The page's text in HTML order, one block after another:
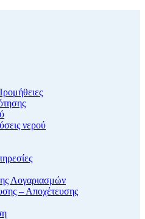
νερού
Λογαριασμών
– Αποχέτευσης